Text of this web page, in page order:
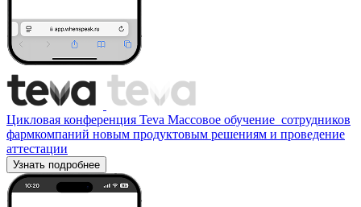
Цикловая конференция Teva Массовое обучение сотрудников
фармкомпаний новым продуктовым решениям и проведение
аттестации
Узнать подробнее